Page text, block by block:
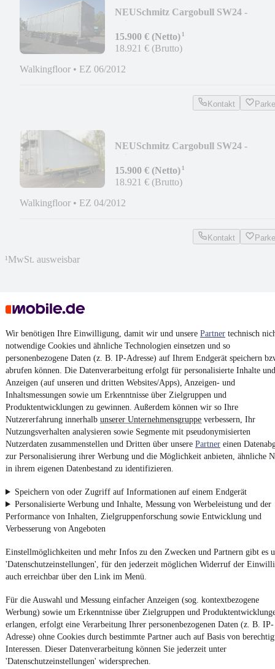
Wir benötigen Ihre Einwilligung, damit wir und unsere Partner technisch
notwendige Cookies und ähnliche Technologien einsetzen und so
personenbezogene Daten (z. B. IP-Adresse) auf Ihrem Endgerät speichern
abrufen können. Die Datenverarbeitung erfolgt für personalisierte Inhalte und
Anzeigen (auf unseren und dritten Websites/Apps), Anzeigen- und
Inhaltsmessungen sowie um Erkenntnisse über Zielgruppen und
Produktentwicklungen zu gewinnen. Außerdem können wir so Ihre
Nutzererfahrung innerhalb unserer Unternehmensgruppe verbessern, Ihr
Nutzungsverhalten analysieren sowie Segmente mit pseudonymisierten
Nutzerdaten zusammenstellen und Dritten über unsere Partner einen
zur Personalisierung ihrer Werbung und die Möglichkeit anbieten, ähnliche
in ihrem eigenen Datenbestand zu identifizieren.
Speichern von oder Zugriff auf Informationen auf einem Endgerät
Personalisierte Werbung und Inhalte, Messung von Werbeleistung und der
Performance von Inhalten, Zielgruppenforschung sowie Entwicklung und
Verbesserung von Angeboten
Einstellmöglichkeiten und mehr Infos zu den Zwecken und Partnern gibt es
'Datenschutzeinstellungen', für den jederzeit möglichen Widerruf der
auch erreichbar über den Link im Menü.
Für die Auswahl und Messung einfacher Anzeigen (sog. kontextbezogene
Werbung) sowie um Erkenntnisse über Zielgruppen und
erlangen, erfolgt eine Verarbeitung Ihrer personenbezogenen Daten (z. B. IP-
Adresse) ohne Cookies durch bestimmte Partner auch auf Basis von
Interessen. Dieser Datenverarbeitung können Sie jederzeit unter
'Datenschutzeinstellungen' widersprechen.
NEUSchmitz Cargobull SW24 -
15.900 € (Netto)¹
18.921 € (Brutto)
Walkingfloor • EZ 06/2012
Kontakt
NEUSchmitz Cargobull SW24 -
15.900 € (Netto)¹
18.921 € (Brutto)
Walkingfloor • EZ 04/2012
Kontakt
¹MwSt. ausweisbar
4.6 Sterne
Nutze mobile.de schnell und einfach
App installieren
Impressum
AGB
Vertrag widerrufen
Datenschutz
Datenschutzeinstellungen
Report Security Vulnerability (English)
Powered by
Noch mehrneue Autosunterschiedlicher Marken, auch als
Leasing-Angebote, gibt es bei mobile.de